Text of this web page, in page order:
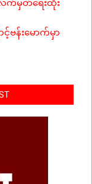
လက်မှတ်ရေးထိုး
ဗန်းမောက်မှာ